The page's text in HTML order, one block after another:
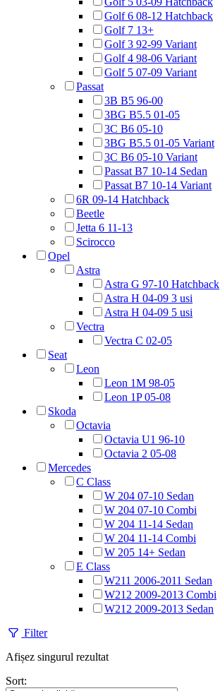
Golf 6 08-12 Hatchback
Golf 7 13+
Golf 3 92-99 Variant
Golf 4 98-06 Variant
Golf 5 07-09 Variant
Passat
3B B5 96-00
3BG B5.5 01-05
3C B6 05-10
3BG B5.5 01-05 Variant
3C B6 05-10 Variant
Passat B7 10-14 Sedan
Passat B7 10-14 Variant
6R 09-14 Hatchback
Beetle
Jetta 6 11-13
Scirocco
Opel
Astra
Astra G 97-10 Hatchback
Astra H 04-09 3 usi
Astra H 04-09 5 usi
Vectra
Vectra C 02-05
Seat
Leon
Leon 1M 98-05
Leon 1P 05-08
Skoda
Octavia
Octavia U1 96-10
Octavia 2 05-08
Mercedes
C Class
W 204 07-10 Sedan
W 204 07-10 Combi
W 204 11-14 Sedan
W 204 11-14 Combi
W 205 14+ Sedan
E Class
W211 2006-2011 Sedan
W212 2009-2013 Combi
W212 2009-2013 Sedan
Filter
Afișez singurul rezultat
Sort: